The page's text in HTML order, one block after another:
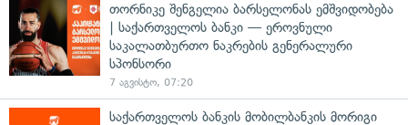
თორნიკე შენგელია ბარსელონას ემშვიდობება
| საქართველოს ბანკი — ეროვნული
საკალათბურთო ნაკრების გენერალური
სპონსორი
7 აგვისტო, 07:20
საქართველოს ბანკის მობილბანკის მორიგი